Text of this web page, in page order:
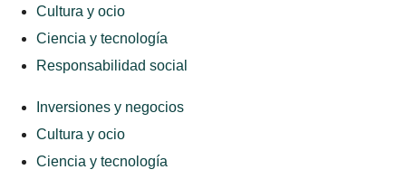
Cultura y ocio
Ciencia y tecnología
Responsabilidad social
Inversiones y negocios
Cultura y ocio
Ciencia y tecnología